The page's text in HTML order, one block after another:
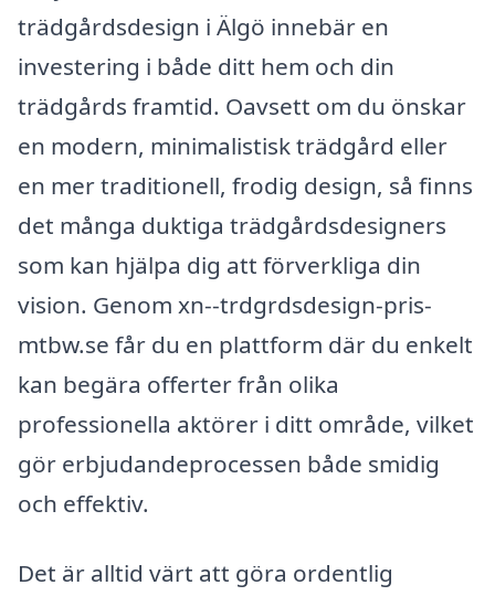
trädgårdsdesign i Älgö innebär en
investering i både ditt hem och din
trädgårds framtid. Oavsett om du önskar
en modern, minimalistisk trädgård eller
en mer traditionell, frodig design, så finns
det många duktiga trädgårdsdesigners
som kan hjälpa dig att förverkliga din
vision. Genom xn--trdgrdsdesign-pris-
mtbw.se får du en plattform där du enkelt
kan begära offerter från olika
professionella aktörer i ditt område, vilket
gör erbjudandeprocessen både smidig
och effektiv.
Det är alltid värt att göra ordentlig